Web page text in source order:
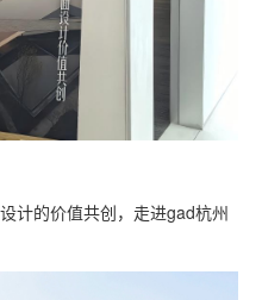
计的价值共创，走进gad杭州